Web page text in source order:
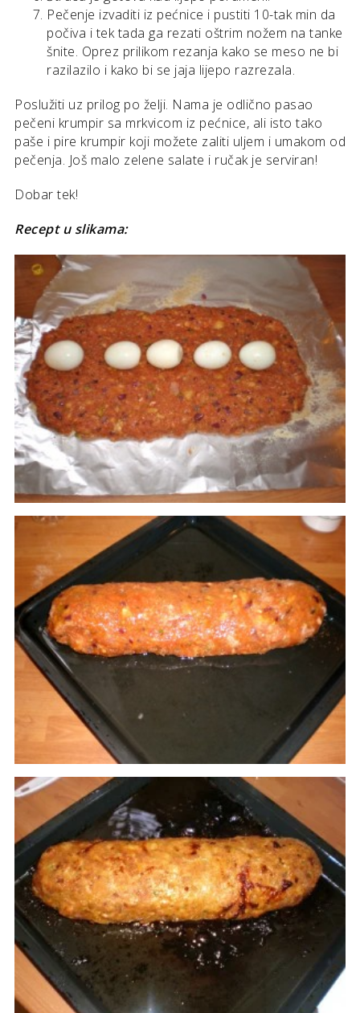
Pečenje izvaditi iz pećnice i pustiti 10-tak min da
počiva i tek tada ga rezati oštrim nožem na tanke
šnite. Oprez prilikom rezanja kako se meso ne bi
razilazilo i kako bi se jaja lijepo razrezala.
Poslužiti uz prilog po želji. Nama je odlično pasao
pečeni krumpir sa mrkvicom iz pećnice, ali isto tako
paše i pire krumpir koji možete zaliti uljem i umakom od
pečenja. Još malo zelene salate i ručak je serviran!
Dobar tek!
Recept u slikama: